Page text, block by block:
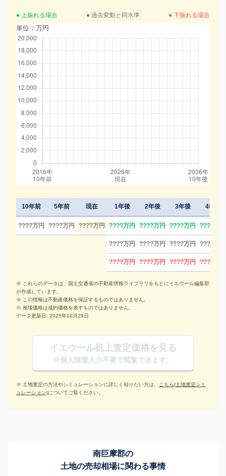
● 上振れる場合 ● 過去変動と同水準 ● 下振れる場合
単位：万円
10年前 5年前 現在
????万円 ????万円 ????万円
1年後 2年後 3年後 4年後
????万円 ????万円 ????万円 ????万円
????万円 ????万円 ????万円 ????万円
????万円 ????万円 ????万円 ????万円
※ これらのデータは、国土交通省の不動産情報ライブラリをもとにイエウール編集部
が作成しています。
※ この情報は不動産価格を保証するものではありません。
※ 相場価格は成約価格を表すものではありません。
データ更新日: 2025年10月29日
イエウール机上査定価格を見る
※個人情報入力不要で閲覧できます。
※ 土地査定の方法やシミュレーションに詳しく知りたい方は、 こちら(土地査定シミ
ュレーション)についてご覧ください。
南巨摩郡の
土地の売却相場に関わる事情